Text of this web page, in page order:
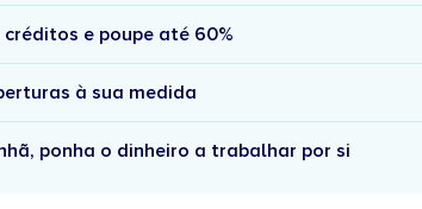
e poupe até 60%
à sua medida
ponha o dinheiro a trabalhar por si